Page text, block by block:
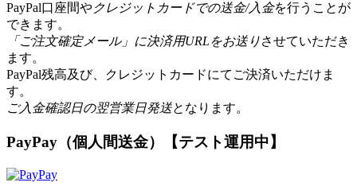
PayPal口座間やクレジットカードでの送金/入金を行うことが
できます。
「ご注文確定メール」に決済用URLをお送りさせていただき
ます。
PayPal残高及び、クレジットカードにてご決済いただけま
す。
ご入金確認日の翌営業日発送となります。
PayPay（個人間送金）【テスト運用中】